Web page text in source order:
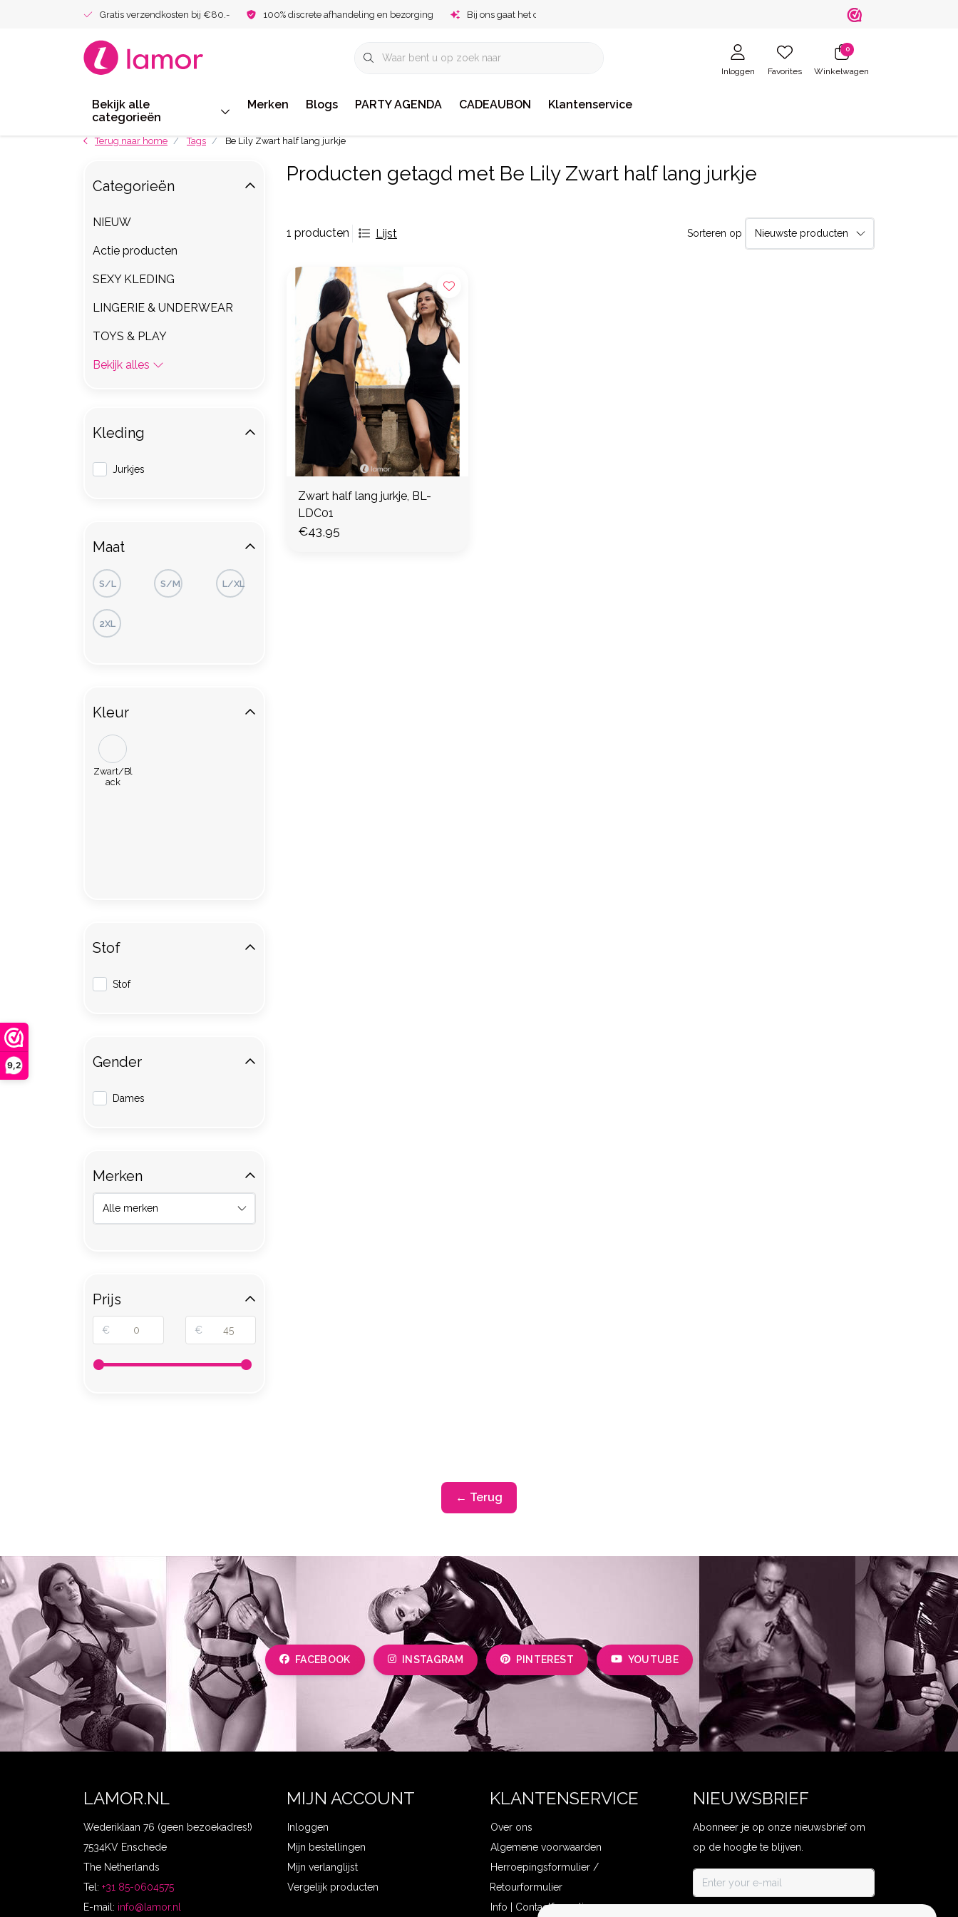
9,2
Gratis verzendkosten bij €80.- 100% discrete afhandeling en bezorging Bij ons gaat het om jou!
Inloggen Favorites
0
Winkelwagen
Bekijk alle
categorieën
Merken Blogs PARTY AGENDA CADEAUBON Klantenservice
Terug naar home Tags Be Lily Zwart half lang jurkje
Producten getagd met Be Lily Zwart half lang jurkje
1 producten Lijst Sorteren op
Zwart half lang jurkje, BL-
LDC01
€43,95
Categorieën
NIEUW
Actie producten
SEXY KLEDING
LINGERIE & UNDERWEAR
TOYS & PLAY
Bekijk alles
Kleding
Jurkjes
Maat
S/L S/M L/XL
2XL
Kleur
Zwart/Bl
ack
Stof
Stof
Gender
Dames
Merken
Prijs
€ €
← Terug
FACEBOOK INSTAGRAM PINTEREST YOUTUBE
LAMOR.NL
Wederiklaan 76 (geen bezoekadres!)
7534KV Enschede
The Netherlands
Tel: +31 85-0604575
E-mail: info@lamor.nl
MIJN ACCOUNT
Inloggen
Mijn bestellingen
Mijn verlanglijst
Vergelijk producten
KLANTENSERVICE
Over ons
Algemene voorwaarden
Herroepingsformulier /
Retourformulier
Info | Contactformulier
NIEUWSBRIEF
Abonneer je op onze nieuwsbrief om
op de hoogte te blijven.